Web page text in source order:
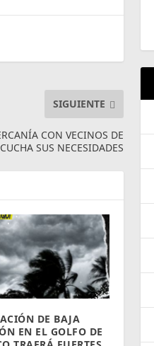
SIGUIENTE
CON VECINOS DE
SUS NECESIDADES
DE BAJA
EN EL GOLFO DE